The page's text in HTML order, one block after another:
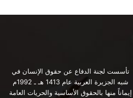
تأسست لجنة الدفاع عن حقوق الإنسان في
شبه الجزيرة العربية عام 1413 هـ ـ 1992م
إيماناً منها بالحقوق الأساسية والحريات العامة